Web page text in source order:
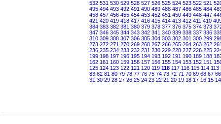
532 531 530 529 528 527 526 525 524 523 522 521
495 494 493 492 491 490 489 488 487 486 485 484
458 457 456 455 454 453 452 451 450 449 448 447
421 420 419 418 417 416 415 414 413 412 411 410
384 383 382 381 380 379 378 377 376 375 374 373
347 346 345 344 343 342 341 340 339 338 337 336
310 309 308 307 306 305 304 303 302 301 300 299
273 272 271 270 269 268 267 266 265 264 263 262
236 235 234 233 232 231 230 229 228 227 226 225
199 198 197 196 195 194 193 192 191 190 189 188
162 161 160 159 158 157 156 155 154 153 152 151
125 124 123 122 121 120 119 118 117 116 115 114 113
83 82 81 80 79 78 77 76 75 74 73 72 71 70 69 68 67 66
31 30 29 28 27 26 25 24 23 22 21 20 19 18 17 16 15 14